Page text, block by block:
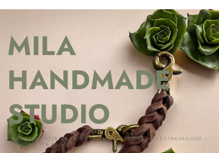
MILA
HANDMADE
STUDIO
HANDGEFERTIGTE OBJEKTE ZWISCHEN ELEGANZ UND EXTRAVAGANZ –
FÜR MENSCH & HUND.